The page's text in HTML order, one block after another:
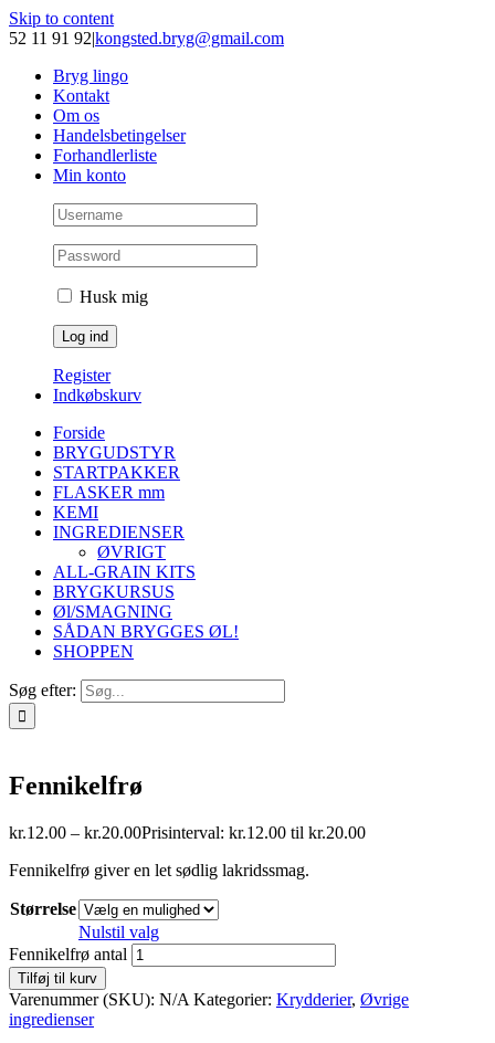
Skip to content
52 11 91 92|kongsted.bryg@gmail.com
Bryg lingo
Kontakt
Om os
Handelsbetingelser
Forhandlerliste
Min konto
Husk mig
Register
Indkøbskurv
Forside
BRYGUDSTYR
STARTPAKKER
FLASKER mm
KEMI
INGREDIENSER
ØVRIGT
ALL-GRAIN KITS
BRYGKURSUS
Øl/SMAGNING
SÅDAN BRYGGES ØL!
SHOPPEN
Søg efter:
Fennikelfrø
kr.12.00 – kr.20.00Prisinterval: kr.12.00 til kr.20.00
Fennikelfrø giver en let sødlig lakridssmag.
Størrelse
Nulstil valg
Fennikelfrø antal
Tilføj til kurv
Varenummer (SKU): N/A Kategorier: Krydderier, Øvrige
ingredienser